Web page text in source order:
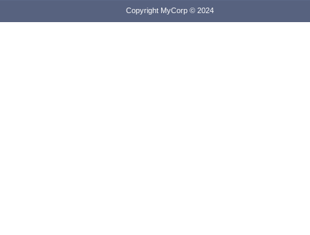
Copyright MyCorp © 2024